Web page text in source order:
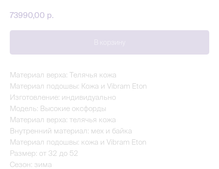
73990,00 р.
Материал верха: Телячья кожа
Материал подошвы: Кожа и Vibram Eton
Изготовление: индивидуально
Модель: Высокие оксфорды
Материал верха: телячья кожа
Внутренний материал: мех и байка
Материал подошвы: кожа и Vibram Eton
Размер: от 32 до 52
Сезон: зима